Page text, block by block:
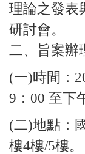
理論之發表
研討會。
二、旨案辦
(一)時間：
9：00 至下
(二)地點：
樓4樓/5樓。